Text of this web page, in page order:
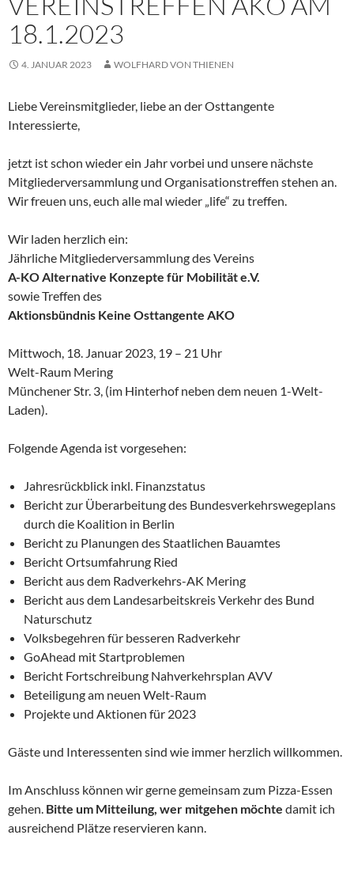
18.1.2023
4. JANUAR 2023 WOLFHARD VON THIENEN
Liebe Vereinsmitglieder, liebe an der Osttangente
Interessierte,
jetzt ist schon wieder ein Jahr vorbei und unsere nächste
Mitgliederversammlung und Organisationstreffen stehen an.
Wir freuen uns, euch alle mal wieder „life“ zu treffen.
Wir laden herzlich ein:
Jährliche Mitgliederversammlung des Vereins
A-KO Alternative Konzepte für Mobilität e.V.
sowie Treffen des
Aktionsbündnis Keine Osttangente AKO
Mittwoch, 18. Januar 2023, 19 – 21 Uhr
Welt-Raum Mering
Münchener Str. 3, (im Hinterhof neben dem neuen 1-Welt-
Laden).
Folgende Agenda ist vorgesehen:
Jahresrückblick inkl. Finanzstatus
Bericht zur Überarbeitung des Bundesverkehrswegeplans
durch die Koalition in Berlin
Bericht zu Planungen des Staatlichen Bauamtes
Bericht Ortsumfahrung Ried
Bericht aus dem Radverkehrs-AK Mering
Bericht aus dem Landesarbeitskreis Verkehr des Bund
Naturschutz
Volksbegehren für besseren Radverkehr
GoAhead mit Startproblemen
Bericht Fortschreibung Nahverkehrsplan AVV
Beteiligung am neuen Welt-Raum
Projekte und Aktionen für 2023
Gäste und Interessenten sind wie immer herzlich willkommen.
Im Anschluss können wir gerne gemeinsam zum Pizza-Essen
gehen. Bitte um Mitteilung, wer mitgehen möchte damit ich
ausreichend Plätze reservieren kann.